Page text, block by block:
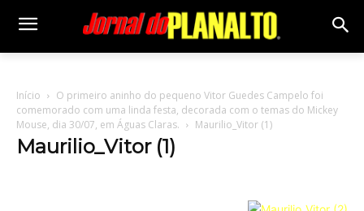
Início
O primeiro aninho do pequeno Vitor Guedes Campelo foi
comemorado com uma linda festa, decorada com o temas do Mickey
Mouse, dia 30/07, em Águas Claras.
Maurilio_Vitor (1)
Maurilio_Vitor (1)